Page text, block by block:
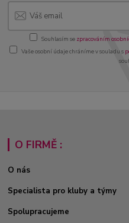
Souhlasím se zpracováním
Vaše osobní údaje chráníme v souladu s
O FIRMĚ :
O nás
Specialista pro kluby a týmy
Spolupracujeme